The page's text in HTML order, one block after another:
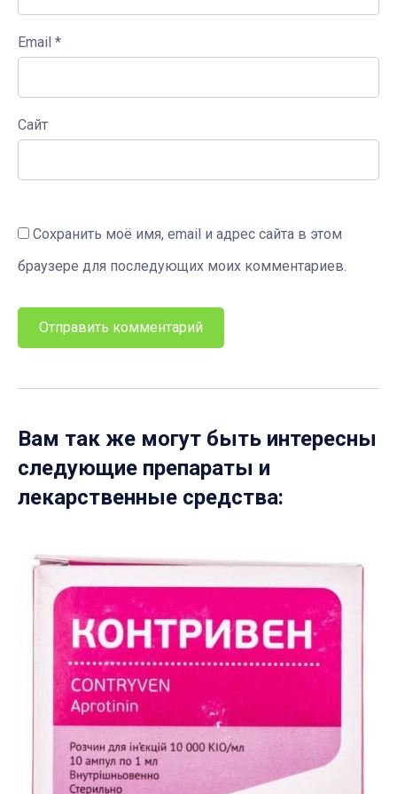
Email *
Сайт
Сохранить моё имя, email и адрес сайта в этом
браузере для последующих моих комментариев.
Вам так же могут быть интересны
следующие препараты и
лекарственные средства: